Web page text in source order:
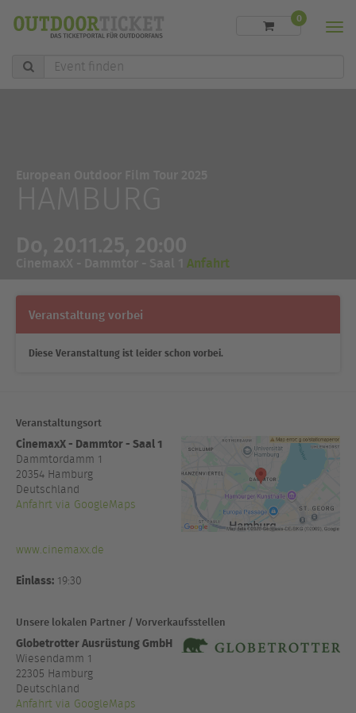
Event
finden
0
Anfahrt
Veranstaltung vorbei
Diese Veranstaltung ist leider schon vorbei.
Veranstaltungsort
CinemaxX - Dammtor - Saal 1
Dammtordamm 1
20354 Hamburg
Deutschland
Anfahrt via GoogleMaps
www.cinemaxx.de
Einlass: 19:30
Unsere lokalen Partner / Vorverkaufsstellen
Globetrotter Ausrüstung GmbH
Wiesendamm 1
22305 Hamburg
Deutschland
Anfahrt via GoogleMaps